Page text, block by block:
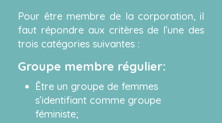
Pour être membre de la corporation, il
faut répondre aux critères de l’une des
trois catégories suivantes :
Groupe membre régulier:
Être un groupe de femmes
s’identifiant comme groupe
féministe;